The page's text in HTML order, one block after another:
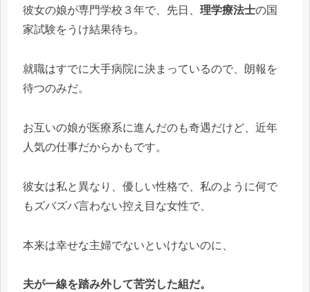
彼女の娘が専門学校３年で、先日、 理学療法士の国
家試験をうけ結果待ち。
就職はすでに大手病院に決まっているので、朗報を
待つのみだ。
お互いの娘が医療系に進んだのも奇遇だけど、近年
人気の仕事だからかもです。
彼女は私と異なり、優しい性格で、私のように何で
もズバズバ言わない控え目な女性で、
本来は幸せな主婦でないといけないのに、
夫が一線を踏み外して苦労した組だ。